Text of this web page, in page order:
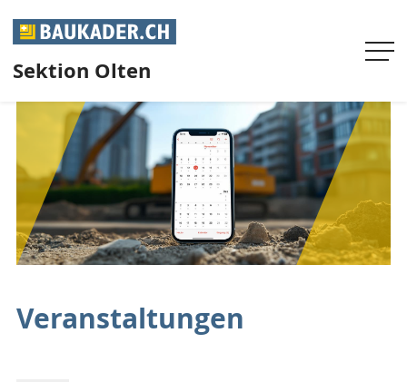
Sektion Olten
HOME
UNSERE SEKTION
AGENDA
AKTUELL
INFOS
Veranstaltungen